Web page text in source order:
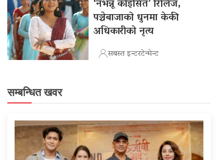
‘नभन्नू कोइसित’ रिलिज,
पञ्चेबाजाको धुनमा केकी
अधिकारीको नृत्य
सबस्त इन्टरटेन्मेन्ट
सम्बन्धित खवर